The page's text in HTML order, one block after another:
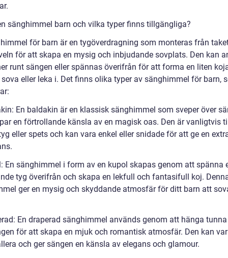
sänghimmel barn och vilka typer finns tillgängliga?
för barn är en tygöverdragning som monteras från
för att skapa en mysig och inbjudande sovplats. Den kan
runt sängen eller spännas överifrån för att forma en liten
eller leka i. Det finns olika typer av sänghimmel för barn,
En baldakin är en klassisk sänghimmel som sveper över
en förtrollande känsla av en magisk oas. Den är vanligtvis
eller spets och kan vara enkel eller snidade för att ge en
En sänghimmel i form av en kupol skapas genom att spänna
tyg överifrån och skapa en lekfull och fantasifull koj.
ger en mysig och skyddande atmosfär för ditt barn att
En draperad sänghimmel används genom att hänga
för att skapa en mjuk och romantisk atmosfär. Den kan
och ger sängen en känsla av elegans och glamour.